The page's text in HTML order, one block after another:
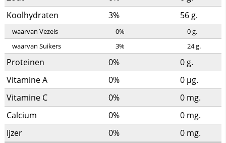
Koolhydraten
3% 56g.
waarvan Vezels 0% 0g.
waarvan Suikers
3% 24g.
Proteinen 0% 0g.
Vitamine A
0% 0 µg.
Vitamine C
0% 0 mg.
Calcium
0% 0 mg.
Ijzer
0% 0 mg.